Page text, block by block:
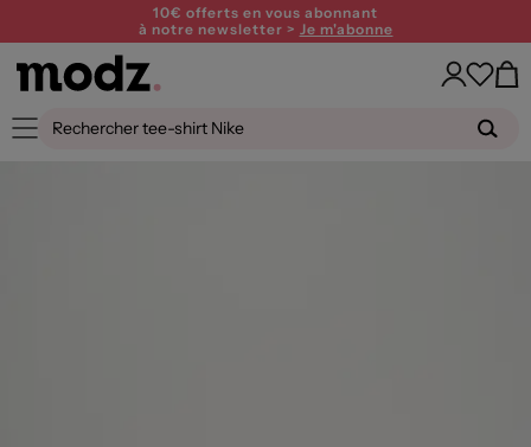
10€ offerts en vous abonnant
à notre newsletter > Je m'abonne